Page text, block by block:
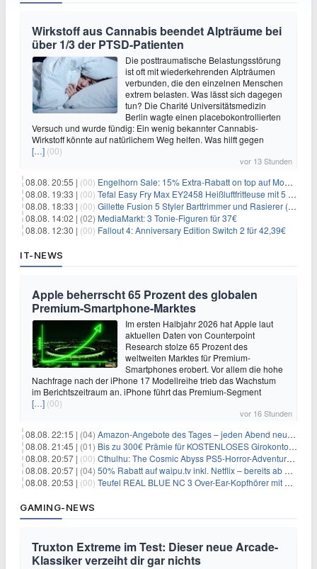
Wirkstoff aus Cannabis beendet Alpträume bei
über 1/3 der PTSD-Patienten
Die posttraumatische Belastungsstörung
ist oft mit wiederkehrenden Alpträumen
verbunden, die den einzelnen Menschen
extrem belasten. Was lässt sich dagegen
tun? Die Charité Universitätsmedizin
Berlin wagte einen placebokontrollierten
Versuch und wurde fündig: Ein wenig bekannter Cannabis-
Wirkstoff könnte auf natürlichem Weg helfen. Was hilft gegen
[…] (00)
vor 13 Stunden
08.08. 20:55 | (00) Engelhorn Sale: 15% Extra-Rabatt on top auf Mode- und Sport-Artikel
08.08. 19:33 | (00) Tefal Easy Fry Max EY2458 Heißluftfritteuse mit 5 Litern für 64,99€
08.08. 18:33 | (00) Gillette Fusion 5 Styler Barttrimmer und Rasierer (All in One) für 16€
08.08. 14:02 | (02) MediaMarkt: 3 Tonie-Figuren für 37€
08.08. 12:30 | (00) Fallout 4: Anniversary Edition Switch 2 für 42,39€
IT-NEWS
Apple beherrscht 65 Prozent des globalen
Premium-Smartphone-Marktes
Im ersten Halbjahr 2026 hat Apple laut
aktuellen Daten von Counterpoint
Research stolze 65 Prozent des
weltweiten Marktes für Premium-
Smartphones erobert. Vor allem die hohe
Nachfrage nach der iPhone 17 Modellreihe trieb das Wachstum
im Berichtszeitraum an. iPhone führt das Premium-Segment
[…] (00)
vor 16 Stunden
08.08. 22:15 | (04) Amazon-Angebote des Tages – jeden Abend neue Deals zum Stöbern
08.08. 21:45 | (01) Bis zu 300€ Prämie für KOSTENLOSES Girokonto bei der Santander – 50€ schon nach 1 Woche!
08.08. 20:57 | (00) Cthulhu: The Cosmic Abyss PS5-Horror-Adventure für 27,99€
08.08. 20:57 | (04) 50% Rabatt auf waipu.tv inkl. Netflix – bereits ab 9€/Monat (statt 17,99€)
08.08. 20:53 | (00) Teufel REAL BLUE NC 3 Over-Ear-Kopfhörer mit ANC für 149,99€
GAMING-NEWS
Truxton Extreme im Test: Dieser neue Arcade-
Klassiker verzeiht dir gar nichts